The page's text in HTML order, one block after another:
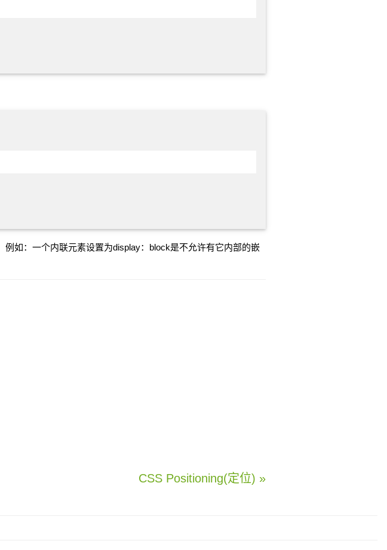
如：一个内联元素设置为display：block是不允许有它内部的嵌
CSS Positioning(定位) »